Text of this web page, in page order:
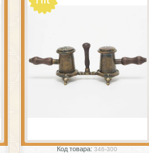
Код товара: 346-300